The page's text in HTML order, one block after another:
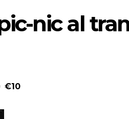
nic al
€10